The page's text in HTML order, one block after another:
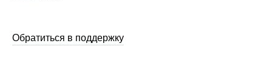
Обратиться в поддержку